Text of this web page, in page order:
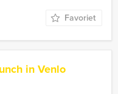
Favoriet
in Venlo